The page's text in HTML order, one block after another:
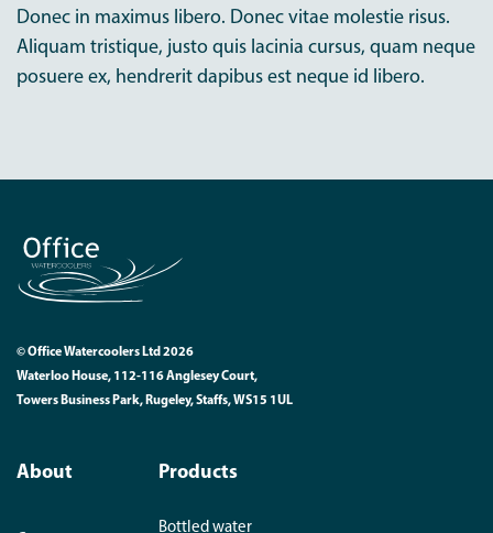
Donec in maximus libero. Donec vitae molestie risus.
Aliquam tristique, justo quis lacinia cursus, quam neque
posuere ex, hendrerit dapibus est neque id libero.
© Office Watercoolers Ltd 2026
Waterloo House, 112-116 Anglesey Court,
Towers Business Park, Rugeley, Staffs, WS15 1UL
About Products
Bottled water